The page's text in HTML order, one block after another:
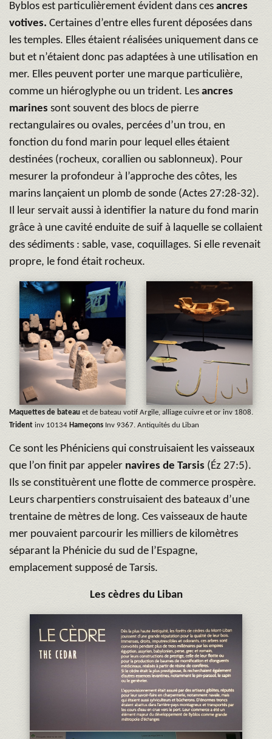
Byblos est particulièrement évident dans ces ancres
votives. Certaines d’entre elles furent déposées dans
les temples. Elles étaient réalisées uniquement dans ce
but et n’étaient donc pas adaptées à une utilisation en
mer. Elles peuvent porter une marque particulière,
comme un hiéroglyphe ou un trident. Les ancres
marines sont souvent des blocs de pierre
rectangulaires ou ovales, percées d’un trou, en
fonction du fond marin pour lequel elles étaient
destinées (rocheux, corallien ou sablonneux). Pour
mesurer la profondeur à l’approche des côtes, les
marins lançaient un plomb de sonde (Actes 27:28-32).
Il leur servait aussi à identifier la nature du fond marin
grâce à une cavité enduite de suif à laquelle se collaient
des sédiments : sable, vase, coquillages. Si elle revenait
propre, le fond était rocheux.
Maquettes de bateau et de bateau votif Argile, alliage cuivre et or inv 1808.
Trident inv 10134 Hameçons Inv 9367. Antiquités du Liban
Ce sont les Phéniciens qui construisaient les vaisseaux
que l’on finit par appeler navires de Tarsis (Éz 27:5).
Ils se constituèrent une flotte de commerce prospère.
Leurs charpentiers construisaient des bateaux d’une
trentaine de mètres de long. Ces vaisseaux de haute
mer pouvaient parcourir les milliers de kilomètres
séparant la Phénicie du sud de l’Espagne,
emplacement supposé de Tarsis.
Les cèdres du Liban